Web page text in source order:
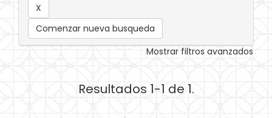
Comenzar nueva busqueda
Mostrar filtros avanzados
Resultados 1-1 de 1.